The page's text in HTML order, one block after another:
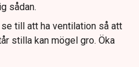
sådan.
till att ha ventilation så att
stilla kan mögel gro. Öka